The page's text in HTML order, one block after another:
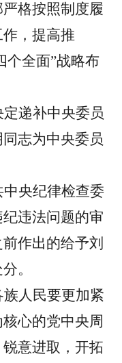
格按照制度履
，提高推
个全面”战略布
递补中央委员
志为中央委员
央纪律检查委
违法问题的审
作出的给予刘
。
人民要更加紧
心的党中央周
意进取，开拓